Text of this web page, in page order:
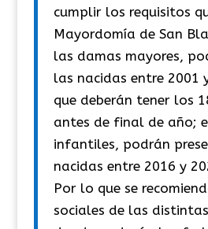
cumplir los requisitos
Mayordomía de San
las damas mayores,
las nacidas entre 2001
que deberán tener los
antes de final de año;
infantiles, podrán
nacidas entre 2016 y
Por lo que se
sociales de las